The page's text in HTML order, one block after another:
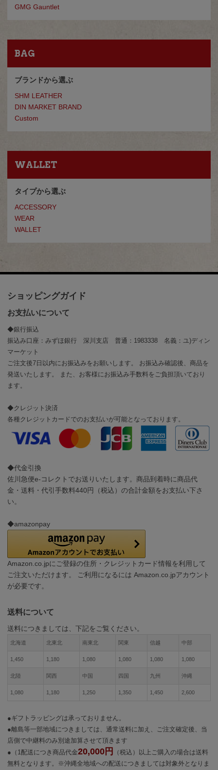
GMG Gauntlet
BAG
ブランドから選ぶ
SHM LEATHER
DIN MARKET BRAND
Custom
WALLET
タイプから選ぶ
ACCESSORY
WEAR
WALLET
ショッピングガイド
お支払いについて
◆銀行振込
振込み口座：みずほ銀行 深川支店 普通：1983338 名義：ユ)ディン
マーケット
ご注文後7日以内にお振込みをお願いします。 お振込み確認後、商品を
発送いたします。 また、お客様にお振込み手数料をご負担頂いており
ます。
◆クレジット決済
各種クレジットカードでのお支払いが可能となっております。
◆代金引換
佐川急便e-コレクトでお送りいたします。商品到着時に商品代
金・送料・代引手数料440円（税込）の合計金額をお支払い下さ
い。
◆amazonpay
Amazon.co.jpにご登録の住所・クレジットカード情報を利用して
ご注文いただけます。 ご利用になるには Amazon.co.jpアカウント
が必要です。
送料について
送料につきましては、下記をご覧ください。
北海道 北東北 南東北 関東 信越 中部
1,450 1,180 1,080 1,080 1,080 1,080
北陸 関西 中国 四国 九州 沖縄
1,080 1,180 1,250 1,350 1,450 2,600
●ギフトラッピングは承っておりません。
●離島等一部地域につきましては、通常送料に加え、ご注文確定後、当
店側で中継料のみ別途加算させて頂きます
●（1配送につき商品代金20,000円
（税込）以上ご購入の場合は送料
無料となります。※沖縄全地域への配送につきましては対象外となりま